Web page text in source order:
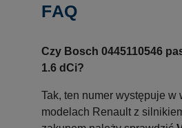
FAQ
Czy Bosch 0445110546
1.6 dCi?
Tak, ten numer występuje w
modelach Renault z